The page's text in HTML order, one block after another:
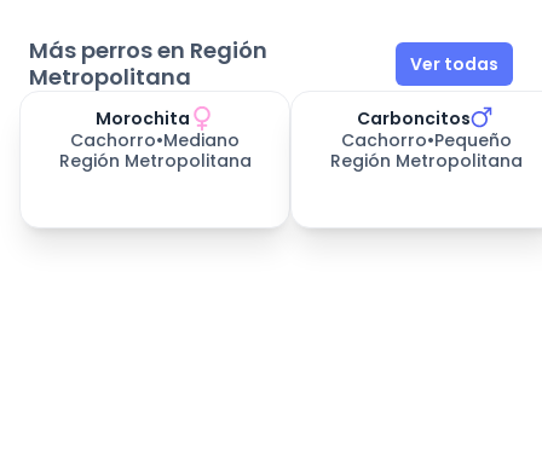
Más perros en Región
Metropolitana
Ver todas
Morochita
Cachorro•Mediano
Región Metropolitana
Carboncitos
Cachorro•Pequeño
Región Metropolitana